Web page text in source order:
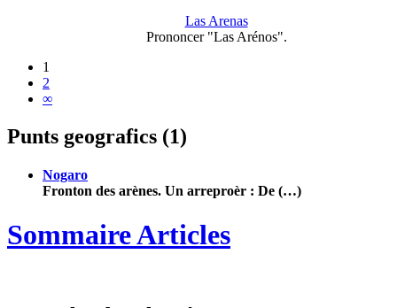
Las Arenas
Prononcer "Las Arénos".
1
2
∞
Punts geografics (1)
Nogaro
Fronton des arènes. Un arreproèr : De (…)
Sommaire Articles